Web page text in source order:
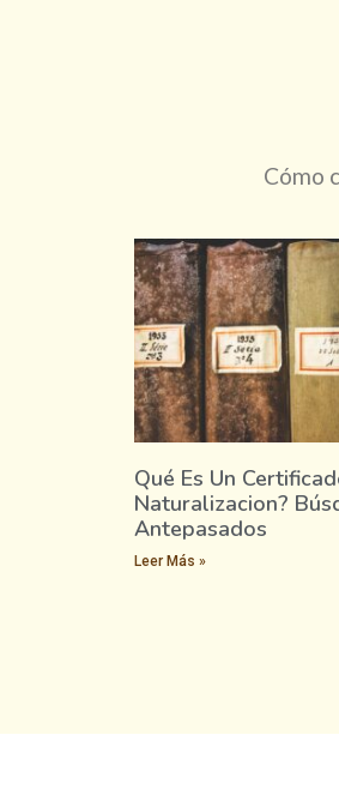
Cómo
Qué Es Un
Naturalizacion?
Antepasados
Leer Más »